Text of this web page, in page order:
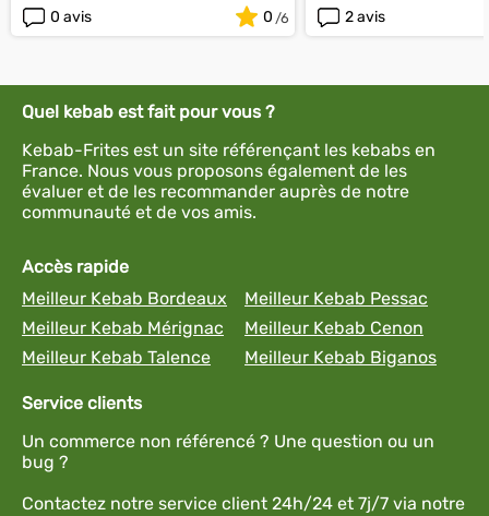
0 avis
0
2 avis
Quel kebab est fait pour vous ?
Kebab-Frites est un site référençant les kebabs en
France. Nous vous proposons également de les
évaluer et de les recommander auprès de notre
communauté et de vos amis.
Accès rapide
Meilleur Kebab Bordeaux
Meilleur Kebab Pessac
Meilleur Kebab Mérignac
Meilleur Kebab Cenon
Meilleur Kebab Talence
Meilleur Kebab Biganos
Service clients
Un commerce non référencé ? Une question ou un
bug ?
Contactez notre service client 24h/24 et 7j/7 via notre